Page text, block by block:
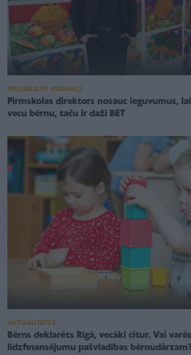
SPECIĀLISTU VIEDOKĻI
Pirmskolas direktors nosauc ieguvumus,
vecu bērnu, taču ir daži BET
AKTUALITĀTES
Bērns deklarēts Rīgā, vecāki citur. Vai
līdzfinansējumu pašvladības